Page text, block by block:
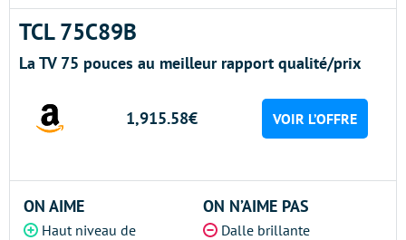
TCL 75C89B
La TV 75 pouces au meilleur rapport qualité/prix
1,915.58€ VOIR L’OFFRE
ON AIME
Haut niveau de
ON N’AIME PAS
Dalle brillante